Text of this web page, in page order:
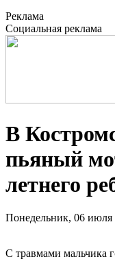
Реклама
Социальная реклама
В
пьяный
летнего
Понедельник, 06 июля
С травмами мальчика